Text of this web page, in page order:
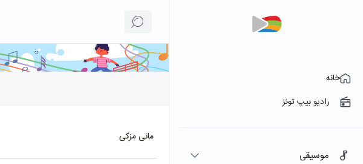
خانه
رادیو بیپ تونز
موسیقی
مانی مزکی